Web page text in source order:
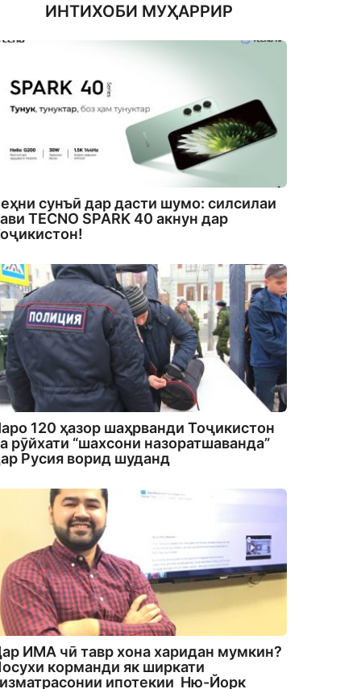
ИНТИХОБИ МУҲАРРИР
сунъӣ дар дасти шумо: силсилаи
TECNO SPARK 40 акнун дар
120 ҳазор шаҳрванди Тоҷикистон
рӯйхати “шахсони назоратшаванда”
Русия ворид шуданд
ИМА чӣ тавр хона харидан мумкин?
корманди як ширкати
ипотекии Ню-Йорк